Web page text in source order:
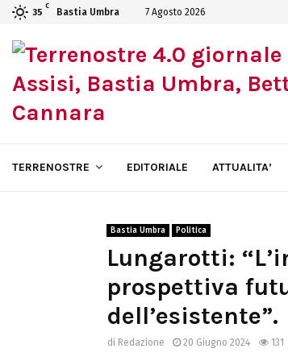
35
C
Bastia Umbra 7 Agosto 2026
TERRENOSTRE EDITORIALE ATTUALITA’
Bastia Umbra Politica
Lungarotti:
prospettiva
dell’esistente”.
di Redazione 20 Giugno 2024 131